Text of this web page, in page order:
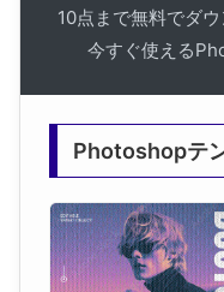
10点まで無料でダ
今すぐ使える
Photoshopテ